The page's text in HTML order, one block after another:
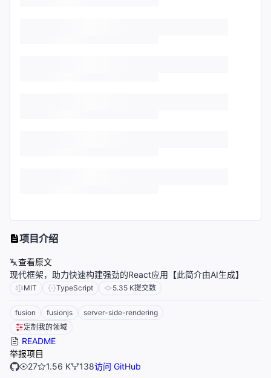
项目介绍
查看原文
现代框架，助力快速构建强劲的React应用【此简介由AI生成】
MIT TypeScript 5.35 K提交数
fusion fusionjs
server-side-rendering
定制我的领域
README
举报项目
27
1.56 K 138访问 GitHub